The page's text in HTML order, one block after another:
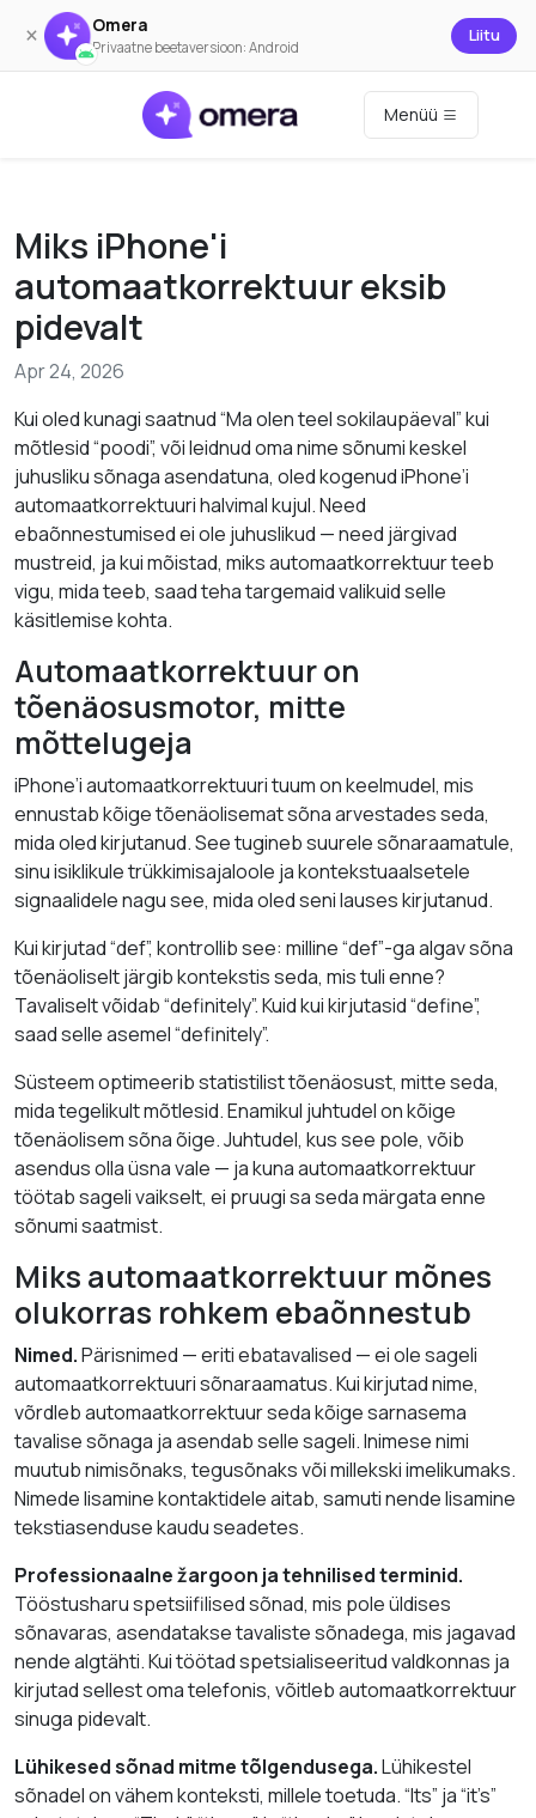
× Omera
Privaatne beetaversioon: Android
Liitu
Menüü
Miks iPhone'i
automaatkorrektuur eksib
pidevalt
Apr 24, 2026
Kui oled kunagi saatnud “Ma olen teel sokilaupäeval” kui
mõtlesid “poodi”, või leidnud oma nime sõnumi keskel
juhusliku sõnaga asendatuna, oled kogenud iPhone’i
automaatkorrektuuri halvimal kujul. Need
ebaõnnestumised ei ole juhuslikud — need järgivad
mustreid, ja kui mõistad, miks automaatkorrektuur teeb
vigu, mida teeb, saad teha targemaid valikuid selle
käsitlemise kohta.
Automaatkorrektuur on
tõenäosusmotor, mitte
mõttelugeja
iPhone’i automaatkorrektuuri tuum on keelmudel, mis
ennustab kõige tõenäolisemat sõna arvestades seda,
mida oled kirjutanud. See tugineb suurele sõnaraamatule,
sinu isiklikule trükkimisajaloole ja kontekstuaalsetele
signaalidele nagu see, mida oled seni lauses kirjutanud.
Kui kirjutad “def”, kontrollib see: milline “def”-ga algav sõna
tõenäoliselt järgib kontekstis seda, mis tuli enne?
Tavaliselt võidab “definitely”. Kuid kui kirjutasid “define”,
saad selle asemel “definitely”.
Süsteem optimeerib statistilist tõenäosust, mitte seda,
mida tegelikult mõtlesid. Enamikul juhtudel on kõige
tõenäolisem sõna õige. Juhtudel, kus see pole, võib
asendus olla üsna vale — ja kuna automaatkorrektuur
töötab sageli vaikselt, ei pruugi sa seda märgata enne
sõnumi saatmist.
Miks automaatkorrektuur mõnes
olukorras rohkem ebaõnnestub
Nimed.Pärisnimed — eriti ebatavalised — ei ole sageli
automaatkorrektuuri sõnaraamatus. Kui kirjutad nime,
võrdleb automaatkorrektuur seda kõige sarnasema
tavalise sõnaga ja asendab selle sageli. Inimese nimi
muutub nimisõnaks, tegusõnaks või millekski imelikumaks.
Nimede lisamine kontaktidele aitab, samuti nende lisamine
tekstiasenduse kaudu seadetes.
Professionaalne žargoon ja tehnilised terminid.
Tööstusharu spetsiifilised sõnad, mis pole üldises
sõnavaras, asendatakse tavaliste sõnadega, mis jagavad
nende algtähti. Kui töötad spetsialiseeritud valdkonnas ja
kirjutad sellest oma telefonis, võitleb automaatkorrektuur
sinuga pidevalt.
Lühikesed sõnad mitme tõlgendusega.Lühikestel
sõnadel on vähem konteksti, millele toetuda. “Its” ja “it’s”